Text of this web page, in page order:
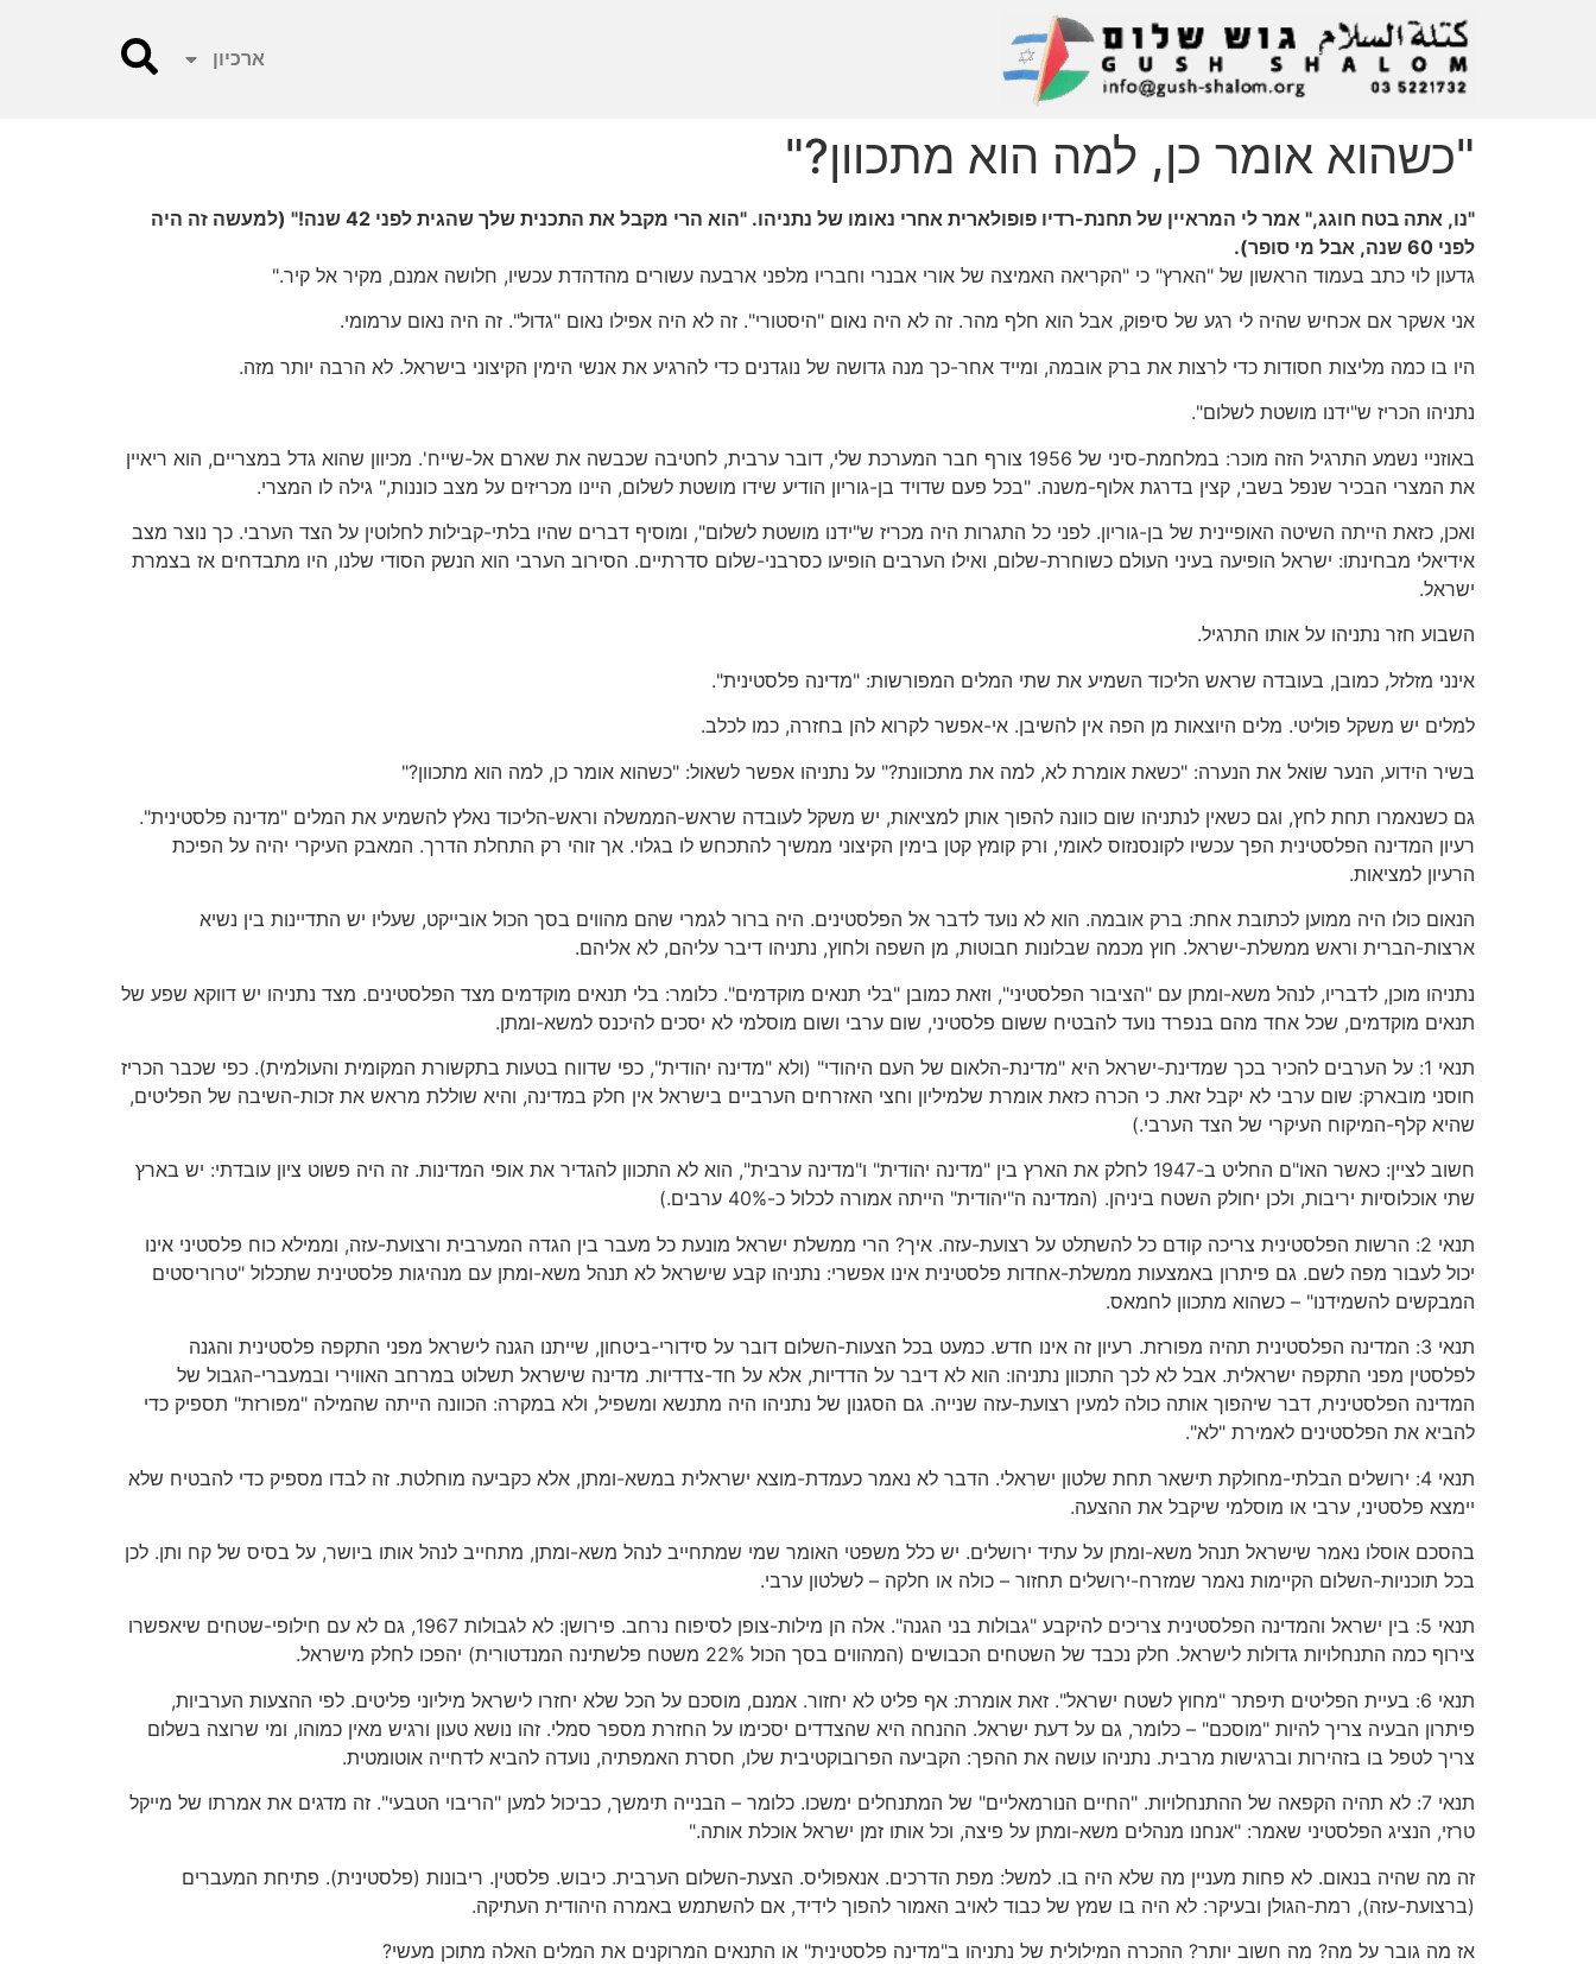
ארכיון
"כשהוא אומר כן, למה הוא מתכוון?"
"נו, אתה בטח חוגג," אמר לי המראיין של תחנת-רדיו פופולארית אחרי נאומו של נתניהו. "הוא הרי מקבל את התכנית שלך שהגית לפני 42 שנה!" (למעשה זה היה
לפני 60 שנה, אבל מי סופר).
גדעון לוי כתב בעמוד הראשון של "הארץ" כי "הקריאה האמיצה של אורי אבנרי וחבריו מלפני ארבעה עשורים מהדהדת עכשיו, חלושה אמנם, מקיר אל קיר."
אני אשקר אם אכחיש שהיה לי רגע של סיפוק, אבל הוא חלף מהר. זה לא היה נאום "היסטורי". זה לא היה אפילו נאום "גדול". זה היה נאום ערמומי.
היו בו כמה מליצות חסודות כדי לרצות את ברק אובמה, ומייד אחר-כך מנה גדושה של נוגדנים כדי להרגיע את אנשי הימין הקיצוני בישראל. לא הרבה יותר מזה.
נתניהו הכריז ש"ידנו מושטת לשלום".
באוזניי נשמע התרגיל הזה מוכר: במלחמת-סיני של 1956 צורף חבר המערכת שלי, דובר ערבית, לחטיבה שכבשה את שארם אל-שייח'. מכיוון שהוא גדל במצריים, הוא ריאיין
את המצרי הבכיר שנפל בשבי, קצין בדרגת אלוף-משנה. "בכל פעם שדויד בן-גוריון הודיע שידו מושטת לשלום, היינו מכריזים על מצב כוננות," גילה לו המצרי.
ואכן, כזאת הייתה השיטה האופיינית של בן-גוריון. לפני כל התגרות היה מכריז ש"ידנו מושטת לשלום", ומוסיף דברים שהיו בלתי-קבילות לחלוטין על הצד הערבי. כך נוצר מצב
אידיאלי מבחינתו: ישראל הופיעה בעיני העולם כשוחרת-שלום, ואילו הערבים הופיעו כסרבני-שלום סדרתיים. הסירוב הערבי הוא הנשק הסודי שלנו, היו מתבדחים אז בצמרת
ישראל.
השבוע חזר נתניהו על אותו התרגיל.
אינני מזלזל, כמובן, בעובדה שראש הליכוד השמיע את שתי המלים המפורשות: "מדינה פלסטינית".
למלים יש משקל פוליטי. מלים היוצאות מן הפה אין להשיבן. אי-אפשר לקרוא להן בחזרה, כמו לכלב.
בשיר הידוע, הנער שואל את הנערה: "כשאת אומרת לא, למה את מתכוונת?" על נתניהו אפשר לשאול: "כשהוא אומר כן, למה הוא מתכוון?"
גם כשנאמרו תחת לחץ, וגם כשאין לנתניהו שום כוונה להפוך אותן למציאות, יש משקל לעובדה שראש-הממשלה וראש-הליכוד נאלץ להשמיע את המלים "מדינה פלסטינית".
רעיון המדינה הפלסטינית הפך עכשיו לקונסנזוס לאומי, ורק קומץ קטן בימין הקיצוני ממשיך להתכחש לו בגלוי. אך זוהי רק התחלת הדרך. המאבק העיקרי יהיה על הפיכת
הרעיון למציאות.
הנאום כולו היה ממוען לכתובת אחת: ברק אובמה. הוא לא נועד לדבר אל הפלסטינים. היה ברור לגמרי שהם מהווים בסך הכול אובייקט, שעליו יש התדיינות בין נשיא
ארצות-הברית וראש ממשלת-ישראל. חוץ מכמה שבלונות חבוטות, מן השפה ולחוץ, נתניהו דיבר עליהם, לא אליהם.
נתניהו מוכן, לדבריו, לנהל משא-ומתן עם "הציבור הפלסטיני", וזאת כמובן "בלי תנאים מוקדמים". כלומר: בלי תנאים מוקדמים מצד הפלסטינים. מצד נתניהו יש דווקא שפע של
תנאים מוקדמים, שכל אחד מהם בנפרד נועד להבטיח ששום פלסטיני, שום ערבי ושום מוסלמי לא יסכים להיכנס למשא-ומתן.
תנאי 1: על הערבים להכיר בכך שמדינת-ישראל היא "מדינת-הלאום של העם היהודי" (ולא "מדינה יהודית", כפי שדווח בטעות בתקשורת המקומית והעולמית). כפי שכבר הכריז
חוסני מובארק: שום ערבי לא יקבל זאת. כי הכרה כזאת אומרת שלמיליון וחצי האזרחים הערביים בישראל אין חלק במדינה, והיא שוללת מראש את זכות-השיבה של הפליטים,
שהיא קלף-המיקוח העיקרי של הצד הערבי.)
חשוב לציין: כאשר האו"ם החליט ב-1947 לחלק את הארץ בין "מדינה יהודית" ו"מדינה ערבית", הוא לא התכוון להגדיר את אופי המדינות. זה היה פשוט ציון עובדתי: יש בארץ
שתי אוכלוסיות יריבות, ולכן יחולק השטח ביניהן. (המדינה ה"יהודית" הייתה אמורה לכלול כ-40% ערבים.)
תנאי 2: הרשות הפלסטינית צריכה קודם כל להשתלט על רצועת-עזה. איך? הרי ממשלת ישראל מונעת כל מעבר בין הגדה המערבית ורצועת-עזה, וממילא כוח פלסטיני אינו
יכול לעבור מפה לשם. גם פיתרון באמצעות ממשלת-אחדות פלסטינית אינו אפשרי: נתניהו קבע שישראל לא תנהל משא-ומתן עם מנהיגות פלסטינית שתכלול "טרוריסטים
המבקשים להשמידנו" – כשהוא מתכוון לחמאס.
תנאי 3: המדינה הפלסטינית תהיה מפורזת. רעיון זה אינו חדש. כמעט בכל הצעות-השלום דובר על סידורי-ביטחון, שייתנו הגנה לישראל מפני התקפה פלסטינית והגנה
לפלסטין מפני התקפה ישראלית. אבל לא לכך התכוון נתניהו: הוא לא דיבר על הדדיות, אלא על חד-צדדיות. מדינה שישראל תשלוט במרחב האווירי ובמעברי-הגבול של
המדינה הפלסטינית, דבר שיהפוך אותה כולה למעין רצועת-עזה שנייה. גם הסגנון של נתניהו היה מתנשא ומשפיל, ולא במקרה: הכוונה הייתה שהמילה "מפורזת" תספיק כדי
להביא את הפלסטינים לאמירת "לא".
תנאי 4: ירושלים הבלתי-מחולקת תישאר תחת שלטון ישראלי. הדבר לא נאמר כעמדת-מוצא ישראלית במשא-ומתן, אלא כקביעה מוחלטת. זה לבדו מספיק כדי להבטיח שלא
יימצא פלסטיני, ערבי או מוסלמי שיקבל את ההצעה.
בהסכם אוסלו נאמר שישראל תנהל משא-ומתן על עתיד ירושלים. יש כלל משפטי האומר שמי שמתחייב לנהל משא-ומתן, מתחייב לנהל אותו ביושר, על בסיס של קח ותן. לכן
בכל תוכניות-השלום הקיימות נאמר שמזרח-ירושלים תחזור – כולה או חלקה – לשלטון ערבי.
תנאי 5: בין ישראל והמדינה הפלסטינית צריכים להיקבע "גבולות בני הגנה". אלה הן מילות-צופן לסיפוח נרחב. פירושן: לא לגבולות 1967, גם לא עם חילופי-שטחים שיאפשרו
צירוף כמה התנחלויות גדולות לישראל. חלק נכבד של השטחים הכבושים (המהווים בסך הכול 22% משטח פלשתינה המנדטורית) יהפכו לחלק מישראל.
תנאי 6: בעיית הפליטים תיפתר "מחוץ לשטח ישראל". זאת אומרת: אף פליט לא יחזור. אמנם, מוסכם על הכל שלא יחזרו לישראל מיליוני פליטים. לפי ההצעות הערביות,
פיתרון הבעיה צריך להיות "מוסכם" – כלומר, גם על דעת ישראל. ההנחה היא שהצדדים יסכימו על החזרת מספר סמלי. זהו נושא טעון ורגיש מאין כמוהו, ומי שרוצה בשלום
צריך לטפל בו בזהירות וברגישות מרבית. נתניהו עושה את ההפך: הקביעה הפרובוקטיבית שלו, חסרת האמפתיה, נועדה להביא לדחייה אוטומטית.
תנאי 7: לא תהיה הקפאה של ההתנחלויות. "החיים הנורמאליים" של המתנחלים ימשכו. כלומר – הבנייה תימשך, כביכול למען "הריבוי הטבעי". זה מדגים את אמרתו של מייקל
טרזי, הנציג הפלסטיני שאמר: "אנחנו מנהלים משא-ומתן על פיצה, וכל אותו זמן ישראל אוכלת אותה."
זה מה שהיה בנאום. לא פחות מעניין מה שלא היה בו. למשל: מפת הדרכים. אנאפוליס. הצעת-השלום הערבית. כיבוש. פלסטין. ריבונות (פלסטינית). פתיחת המעברים
(ברצועת-עזה), רמת-הגולן ובעיקר: לא היה בו שמץ של כבוד לאויב האמור להפוך לידיד, אם להשתמש באמרה היהודית העתיקה.
אז מה גובר על מה? מה חשוב יותר? ההכרה המילולית של נתניהו ב"מדינה פלסטינית" או התנאים המרוקנים את המלים האלה מתוכן מעשי?